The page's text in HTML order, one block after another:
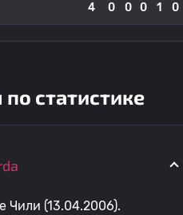
4 0 0 0 1 0
статистике
Чили (13.04.2006).